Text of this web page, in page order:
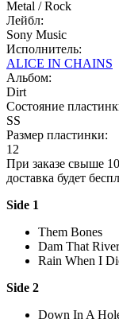
Metal / Rock
Лейбл:
Sony Music
Исполнитель:
ALICE IN CHAINS
Альбом:
Dirt
Состояние
SS
Размер пластинки:
12
При заказе свыше
доставка будет
Side 1
Them Bones
Dam That River
Rain When I
Side 2
Down In A